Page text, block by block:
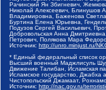
Рачинский Ян Збигневич,
Николай Алексеевич, Блинушов
Владимировна, Баженова
Буртина Елена Юрьевна,
Подузов Сергей Васильевич,
Добровольская Анна
Петрович, Полякова Мара
Источник: http://unro.minjust.ru/
* Единый федеральный список
Высший военный Маджлисуль
Движение Талибан, Исламская
Исламское государство,
Чистопольский Джамаат,
Источник: http://nac.gov.ru/